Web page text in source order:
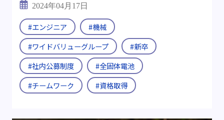
2024年04月17日
#エンジニア
#機械
#ワイドバリューグループ
#新卒
#社内公募制度
#全固体電池
#チームワーク
#資格取得